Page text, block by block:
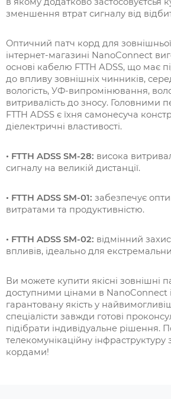
зменшення втрат сигналу від
Оптичний патч корд для
інтернет-магазині NanoConnect
основі кабелю FTTH ADSS, що має
до впливу зовнішніх чинників,
вологість, УФ-випромінювання,
витривалість до зносу. Головними
FTTH ADSS є їхня самонесуча
діелектричні властивості.
• FTTH ADSS SM-28: висока
сигналу на великій дистанції.
• FTTH ADSS SM-01: забезпечує
витратами та продуктивністю.
• FTTH ADSS SM-02: відмінний
впливів, ідеально для
Ви можете купити якісні зовнішні
доступними цінами в NanoConnect
гарантовану якість у
спеціалісти завжди готові
підібрати індивідуальне рішення.
телекомунікаційну
кордами!